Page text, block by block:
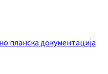
планска документација